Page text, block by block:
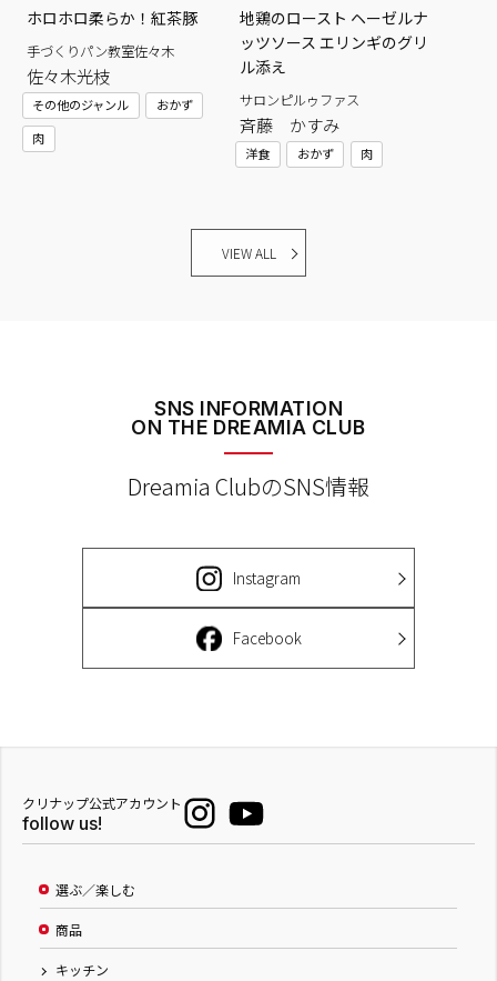
ホロホロ柔らか！紅茶豚
手づくりパン教室佐々木
佐々木光枝
その他のジャンル
おかず
肉
地鶏のロースト ヘーゼルナ
ッツソース エリンギのグリ
ル添え
サロンピルゥファス
斉藤 かすみ
洋食 おかず 肉
VIEW ALL
SNS INFORMATION
ON THE DREAMIA CLUB
Dreamia ClubのSNS情報
Instagram
Facebook
クリナップ公式アカウント
follow us!
選ぶ／楽しむ
商品
キッチン